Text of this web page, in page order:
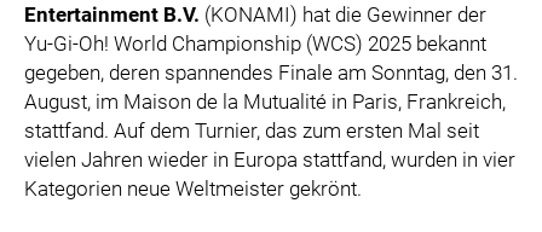
SUPERUM
MEDIA
PRESSEBILDER
PRESSEKONTAKT
Entertainment B.V. (KONAMI) hat die Gewinner der
Yu-Gi-Oh! World Championship (WCS) 2025 bekannt
gegeben, deren spannendes Finale am Sonntag, den 31.
August, im Maison de la Mutualité in Paris, Frankreich,
stattfand. Auf dem Turnier, das zum ersten Mal seit
vielen Jahren wieder in Europa stattfand, wurden in vier
Kategorien neue Weltmeister gekrönt.